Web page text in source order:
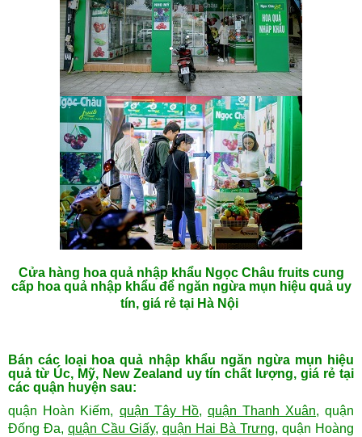
Cửa hàng hoa quả nhập khẩu Ngọc Châu fruits cung
cấp hoa quả nhập khẩu để ngăn ngừa mụn hiệu quả uy
tín, giá rẻ tại Hà Nội
Bán các loại hoa quả nhập khẩu ngăn ngừa mụn hiệu
quả từ Úc, Mỹ, New Zealand uy tín chất lượng, giá rẻ tại
các quận huyện sau:
quận Hoàn Kiếm, quận Tây Hồ, quận Thanh Xuân, quận
Đống Đa, quận Cầu Giấy, quận Hai Bà Trưng, quận Hoàng